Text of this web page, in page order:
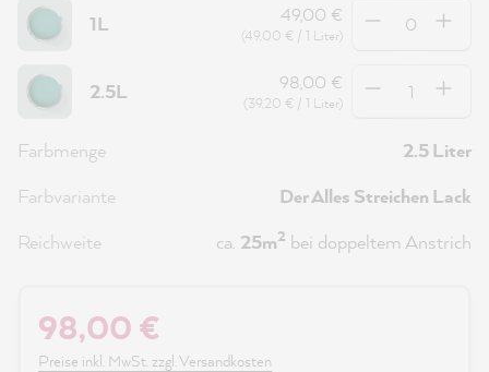
1L 49,00 €
(49,00 € / 1 Liter)
2.5L 98,00 €
(39,20 € / 1 Liter)
Farbmenge
2.5 Liter
Farbvariante
Der Alles Streichen Lack
Reichweite
ca. 25m2 bei doppeltem Anstrich
98,00 €
Preise inkl. MwSt. zzgl. Versandkosten